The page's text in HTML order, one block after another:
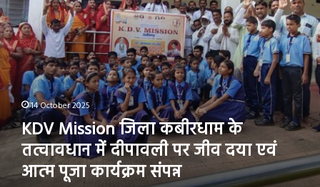
पर
जीव
दया
एवं
आत्म
पूजा
कार्यक्रम
संपन्न
14 October 2025
KDV Mission जिला कबीरधाम के
तत्वावधान में दीपावली पर जीव दया एवं
आत्म पूजा कार्यक्रम संपन्न